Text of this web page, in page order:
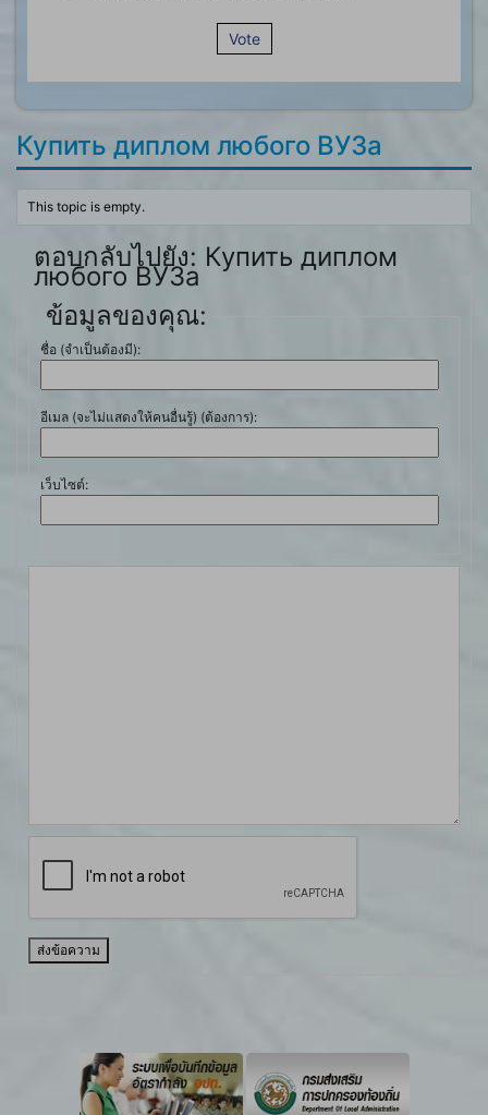
Vote
Купить диплом любого ВУЗа
This topic is empty.
ตอบกลับไปยัง: Купить диплом
любого ВУЗа
ข้อมูลของคุณ:
ชื่อ (จำเป็นต้องมี):
อีเมล (จะไม่แสดงให้คนอื่นรู้) (ต้องการ):
เว็บไซต์:
ส่งข้อความ